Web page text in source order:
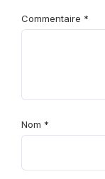
Commentaire *
Nom *